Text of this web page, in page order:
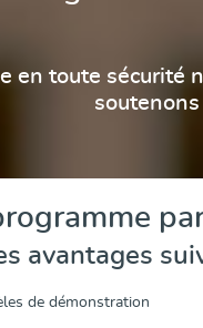
en toute sécurité
avantages
de démonstration